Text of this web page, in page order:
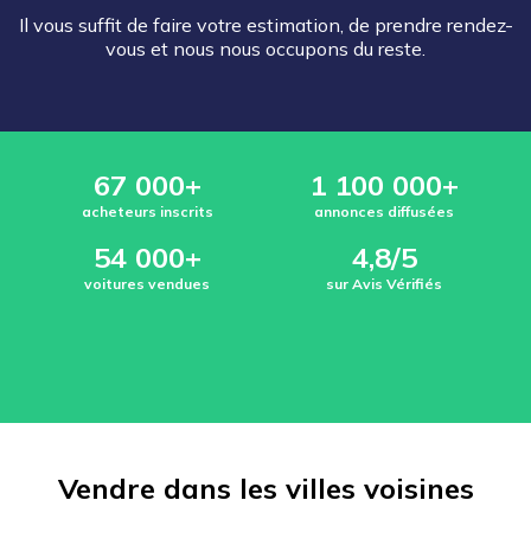
Il vous suffit de faire votre estimation, de prendre rendez-
vous et nous nous occupons du reste.
67 000+
acheteurs inscrits
1 100 000+
annonces diffusées
54 000+
voitures vendues
4,8/5
sur Avis Vérifiés
Vendre dans les villes voisines